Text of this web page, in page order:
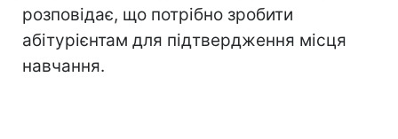
розповідає, що потрібно зробити
абітурієнтам для підтвердження місця
навчання.